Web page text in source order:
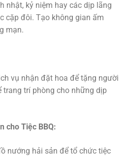
nhật, kỷ niệm hay các dịp lãng
cặp đôi. Tạo không gian ấm
mạn.
vụ nhận đặt hoa để tặng người
trang trí phòng cho những dịp
cho Tiệc BBQ:
nướng hải sản để tổ chức tiệc